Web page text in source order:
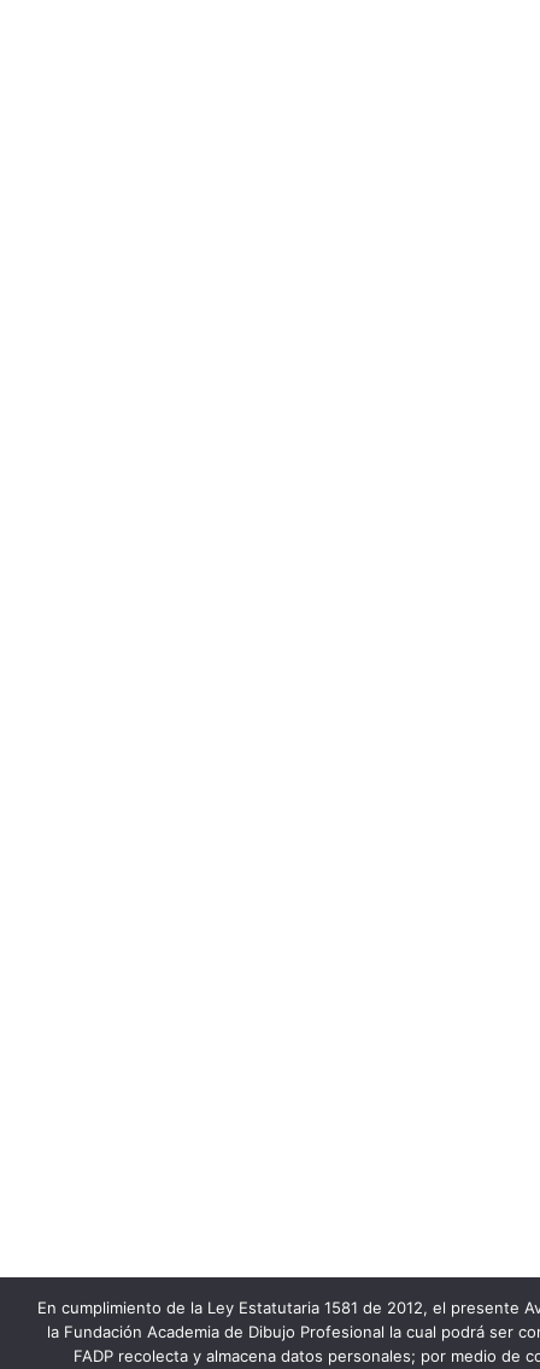
En cumplimiento de la Ley Estatutaria 1581 de 2012, el presente
la Fundación Academia de Dibujo Profesional la cual podrá ser
FADP recolecta y almacena datos personales; por medio